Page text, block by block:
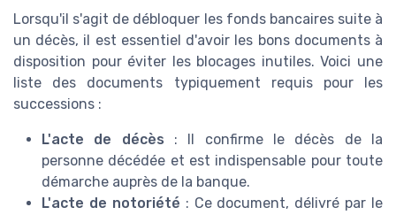
Lorsqu'il s'agit de débloquer les fonds bancaires suite à
un décès, il est essentiel d'avoir les bons documents à
disposition pour éviter les blocages inutiles. Voici une
liste des documents typiquement requis pour les
successions :
L'acte de décès : Il confirme le décès de la
personne décédée et est indispensable pour toute
démarche auprès de la banque.
L'acte de notoriété : Ce document, délivré par le